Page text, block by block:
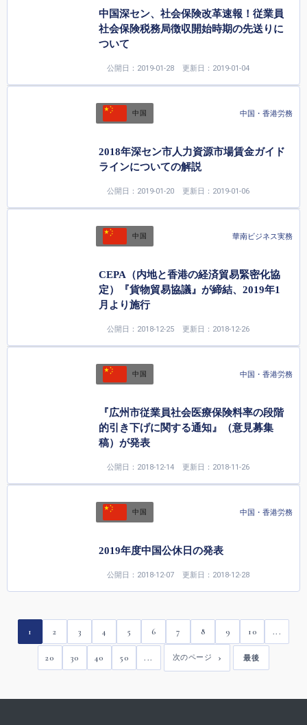
中国深セン、社会保険改革速報！従業員
社会保険税務局徴収開始時期の先送りに
ついて
公開日：2019-01-28 更新日：2019-01-04
中国 中国・香港労務
2018年深セン市人力資源市場賃金ガイド
ラインについての解説
公開日：2019-01-20 更新日：2019-01-06
中国 華南ビジネス実務
CEPA（内地と香港の経済貿易緊密化協
定）『貨物貿易協議』が締結、2019年1
月より施行
公開日：2018-12-25 更新日：2018-12-26
中国 中国・香港労務
『広州市従業員社会医療保険料率の段階
的引き下げに関する通知』（意見募集
稿）が発表
公開日：2018-12-14 更新日：2018-11-26
中国 中国・香港労務
2019年度中国公休日の発表
公開日：2018-12-07 更新日：2018-12-28
1 2 3 4 5 6 7 8 9 10 ...
20 30 40 50 ... 次のページ 最後